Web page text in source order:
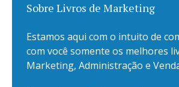
Sobre Livros de Marketing
Estamos aqui com o intuito de
com você somente os melhores
Marketing, Administração e